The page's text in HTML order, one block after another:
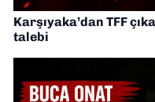
Karşıyaka’dan TFF
talebi